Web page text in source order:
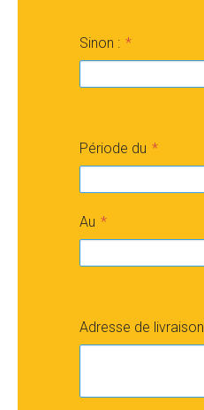
Sinon :
Période du
Au
Adresse de livraison